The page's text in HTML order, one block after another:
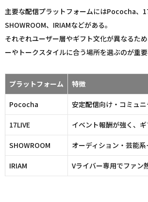
主要な配信プラットフォームにはPococha、
SHOWROOM、IRIAMなどがある。
それぞれユーザー層やギフト文化が異なるた
ーやトークスタイルに合う場所を選ぶのが重要
プラットフォーム 特徴
Pococha 安定配信向け・コミュ
17LIVE イベント報酬が強く、
SHOWROOM オーディション・芸能
IRIAM Vライバー専用でファン